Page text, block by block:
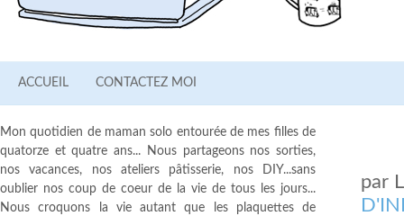
ACCUEIL CONTACTEZ MOI
par
Mon quotidien de maman solo entourée de mes filles de
quatorze et quatre ans... Nous partageons nos sorties,
nos vacances, nos ateliers pâtisserie, nos DIY...sans
oublier nos coup de coeur de la vie de tous les jours...
Nous croquons la vie autant que les plaquettes de